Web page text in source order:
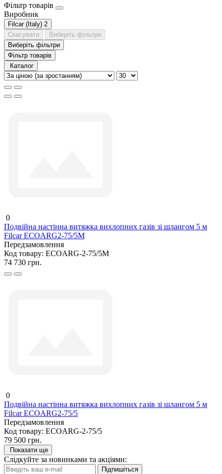
Фільтр товарів
Виробник
Filcar (Italy) 2
Скасувати
Виберіть фільтри
Виберіть фільтри
Фільтр товарів
Каталог
0
Подвійна настінна витяжка вихлопних газів зі шлангом 5 м
Filcar ECOARG2-75/5M
Передзамовлення
Код товару: ECOARG-2-75/5M
74 730 грн.
0
Подвійна настінна витяжка вихлопних газів зі шлангом 5 м
Filcar ECOARG2-75/5
Передзамовлення
Код товару: ECOARG-2-75/5
79 500 грн.
Показати ще
Слідкуйте за новинками та акціями:
Підпишіться